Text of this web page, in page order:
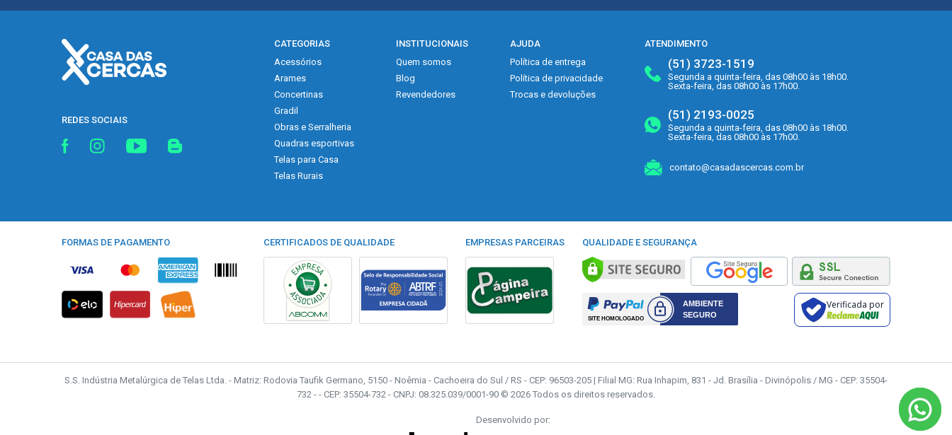
REDES SOCIAIS
CATEGORIAS
Acessórios
Arames
Concertinas
Gradil
Obras e Serralheria
Quadras esportivas
Telas para Casa
Telas Rurais
INSTITUCIONAIS
Quem somos
Blog
Revendedores
AJUDA
Política de entrega
Política de privacidade
Trocas e devoluções
ATENDIMENTO
(51) 3723-1519
Segunda a quinta-feira, das 08h00 às 18h00.
Sexta-feira, das 08h00 às 17h00.
(51) 2193-0025
Segunda a quinta-feira, das 08h00 às 18h00.
Sexta-feira, das 08h00 às 17h00.
contato@casadascercas.com.br
FORMAS DE PAGAMENTO CERTIFICADOS DE QUALIDADE EMPRESAS PARCEIRAS QUALIDADE E SEGURANÇA
Verificada por
S.S. Indústria Metalúrgica de Telas Ltda. - Matriz: Rodovia Taufik Germano, 5150 - Noêmia - Cachoeira do Sul / RS - CEP: 96503-205 | Filial MG: Rua Inhapim, 831 - Jd. Brasília - Divinópolis / MG - CEP: 35504-
732 - - CEP: 35504-732 - CNPJ: 08.325.039/0001-90 © 2026 Todos os direitos reservados.
Desenvolvido por: